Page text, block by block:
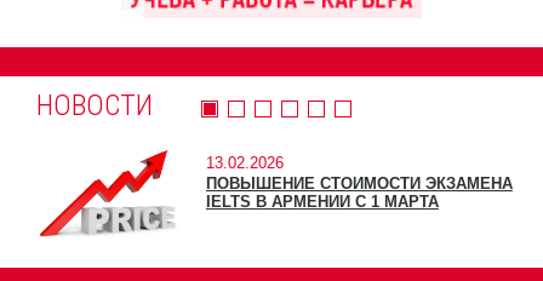
НОВОСТИ
13.02.2026
ПОВЫШЕНИЕ СТОИМОСТИ ЭКЗАМЕНА
IELTS В АРМЕНИИ С 1 МАРТА